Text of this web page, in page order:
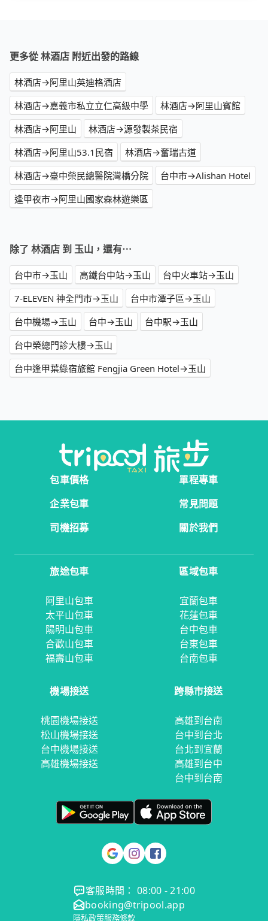
更多從 林酒店 附近出發的路線
林酒店→阿里山英迪格酒店
林酒店→嘉義市私立立仁高級中學
林酒店→阿里山賓館
林酒店→阿里山
林酒店→源發製茶民宿
林酒店→阿里山53.1民宿
林酒店→奮瑞古道
林酒店→臺中榮民總醫院灣橋分院
台中市→Alishan Hotel
逢甲夜市→阿里山國家森林遊樂區
除了 林酒店 到 玉山，還有⋯
台中市→玉山 高鐵台中站→玉山
台中火車站→玉山
7-ELEVEN 神全門市→玉山
台中市潭子區→玉山
台中機場→玉山
台中→玉山
台中駅→玉山
台中榮總門診大樓→玉山
台中逢甲葉綠宿旅館 Fengjia Green Hotel→玉山
包車價格
單程專車
企業包車
常見問題
司機招募
關於我們
旅途包車
阿里山包車
太平山包車
陽明山包車
合歡山包車
福壽山包車
區域包車
宜蘭包車
花蓮包車
台中包車
台東包車
台南包車
機場接送
桃園機場接送
松山機場接送
台中機場接送
高雄機場接送
跨縣市接送
高雄到台南
台中到台北
台北到宜蘭
高雄到台中
台中到台南
客服時間： 08:00 - 21:00
booking@tripool.app
隱私政策服務條款